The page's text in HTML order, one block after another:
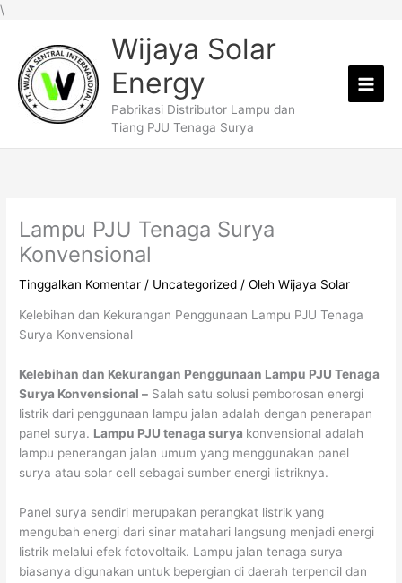
\
konten
Wijaya Solar
Energy
Pabrikasi Distributor Lampu dan
Tiang PJU Tenaga Surya
Lampu PJU Tenaga Surya
Konvensional
Tinggalkan Komentar / Uncategorized / OlehWijaya Solar
Kelebihan dan Kekurangan Penggunaan Lampu PJU Tenaga
Surya Konvensional
Kelebihan dan Kekurangan Penggunaan Lampu PJU Tenaga
Surya Konvensional – Salah satu solusi pemborosan energi
listrik dari penggunaan lampu jalan adalah dengan penerapan
panel surya. Lampu PJU tenaga surya konvensional adalah
lampu penerangan jalan umum yang menggunakan panel
surya atau solar cell sebagai sumber energi listriknya.
Panel surya sendiri merupakan perangkat listrik yang
mengubah energi dari sinar matahari langsung menjadi energi
listrik melalui efek fotovoltaik. Lampu jalan tenaga surya
biasanya digunakan untuk bepergian di daerah terpencil dan